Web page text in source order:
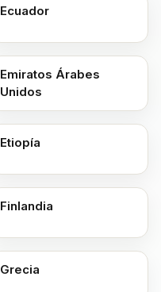
Ecuador
Emiratos Árabes
Unidos
Etiopía
Finlandia
Grecia